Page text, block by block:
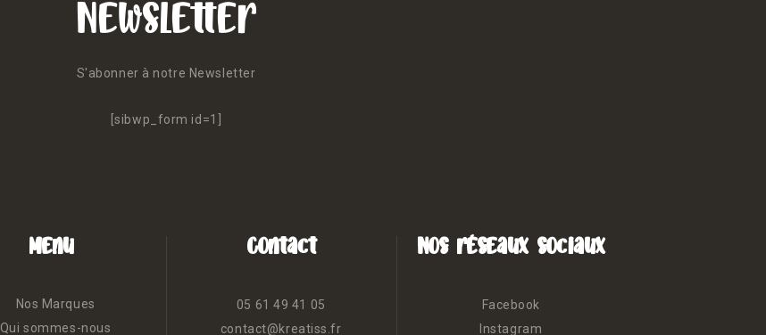
Newsletter
S'abonner à notre Newsletter
[sibwp_form id=1]
Menu
Nos Marques
Qui sommes-nous
Contact
05 61 49 41 05
contact@kreatiss.fr
Nos réseaux sociaux
Facebook
Instagram